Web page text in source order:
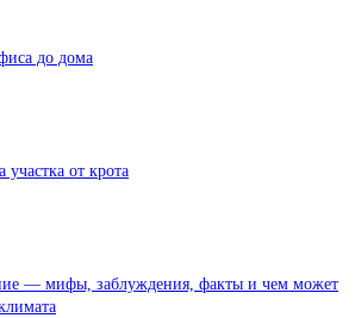
до дома
участка от крота
— мифы, заблуждения, факты и чем может